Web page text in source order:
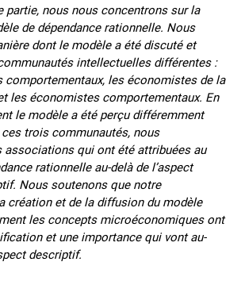
partie, nous nous concentrons sur la
de dépendance rationnelle. Nous
dont le modèle a été discuté et
intellectuelles différentes :
comportementaux, les économistes de la
les économistes comportementaux. En
le modèle a été perçu différemment
trois communautés, nous
associations qui ont été attribuées au
rationnelle au-delà de l’aspect
Nous soutenons que notre
création et de la diffusion du modèle
les concepts microéconomiques ont
et une importance qui vont au-
descriptif.